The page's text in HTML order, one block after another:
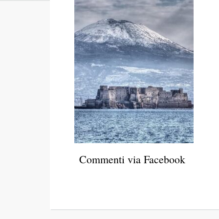
Commenti via Facebook